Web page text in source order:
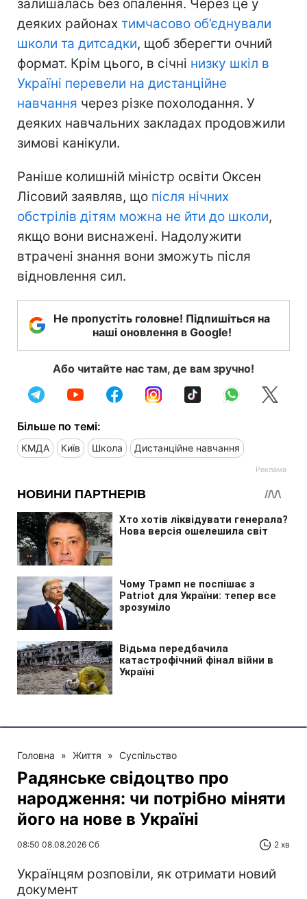
залишалась без опалення. Через це у
деяких районах тимчасово об’єднували
школи та дитсадки, щоб зберегти очний
формат. Крім цього, в січні низку шкіл в
Україні перевели на дистанційне
навчання через різке похолодання. У
деяких навчальних закладах продовжили
зимові канікули.
Раніше колишній міністр освіти Оксен
Лісовий заявляв, що після нічних
обстрілів дітям можна не йти до школи,
якщо вони виснажені. Надолужити
втрачені знання вони зможуть після
відновлення сил.
Не пропустіть головне! Підпишіться на
наші оновлення в Google!
Або читайте нас там, де вам зручно!
Більше по темі:
КМДА Київ Школа Дистанційне навчання
Головна » Життя » Суспільство
Радянське свідоцтво про
народження: чи потрібно міняти
його на нове в Україні
08:50 08.08.2026 Сб 2 хв
Українцям розповіли, як отримати новий
документ